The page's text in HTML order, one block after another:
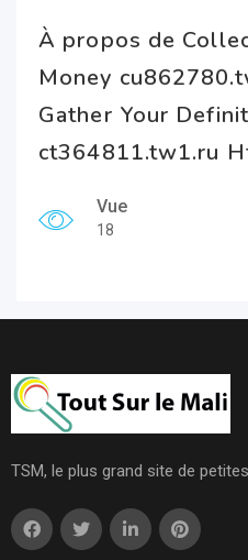
À propos de
Money
Gather Your
ct364811.tw1.ru
Vue
18
TSM, le plus grand site de